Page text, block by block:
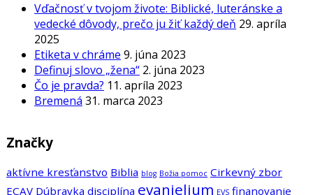
Vďačnosť v tvojom živote: Biblické, luteránske a
vedecké dôvody, prečo ju žiť každý deň 29. apríla
2025
Etiketa v chráme 9. júna 2023
Definuj slovo „žena“ 2. júna 2023
Čo je pravda? 11. apríla 2023
Bremená 31. marca 2023
Značky
aktívne kresťanstvo Biblia blog Božia pomoc Cirkevný zbor
ECAV Dúbravka disciplína evanjelium EVS finanovanie